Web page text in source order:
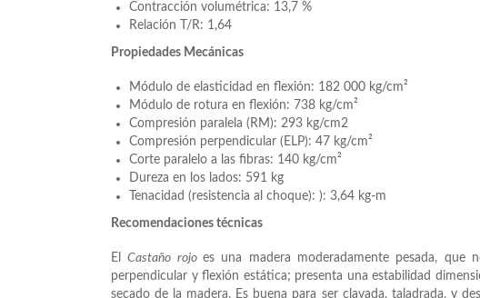
Contracción volumétrica: 13,7 %
Relación T/R: 1,64
Propiedades Mecánicas
Módulo de elasticidad en flexión: 182 000 kg/cm²
Módulo de rotura en flexión: 738 kg/cm²
Compresión paralela (RM): 293 kg/cm2
Compresión perpendicular (ELP): 47 kg/cm²
Corte paralelo a las fibras: 140 kg/cm²
Dureza en los lados: 591 kg
Tenacidad (resistencia al choque): ): 3,64 kg-m
Recomendaciones técnicas
ElCastaño rojoes una madera moderadamente pesada, que
perpendicular y flexión estática; presenta una estabilidad
secado de la madera. Es buena para ser clavada, taladrada, y